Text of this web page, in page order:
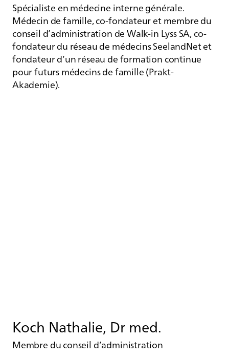
Spécialiste en médecine interne générale.
Médecin de famille, co-fondateur et membre du
conseil d’administration de Walk-in Lyss SA, co-
fondateur du réseau de médecins SeelandNet et
fondateur d’un réseau de formation continue
pour futurs médecins de famille (Prakt-
Akademie).
Koch Nathalie, Dr med.
Membre du conseil d’administration